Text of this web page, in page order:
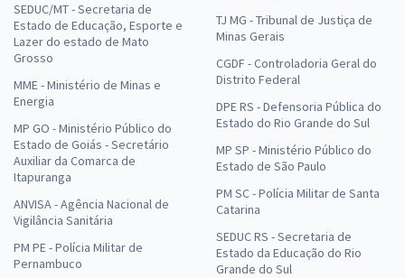
SEDUC/MT - Secretaria de
Estado de Educação, Esporte e
Lazer do estado de Mato
Grosso
MME - Ministério de Minas e
Energia
MP GO - Ministério Público do
Estado de Goiás - Secretário
Auxiliar da Comarca de
Itapuranga
ANVISA - Agência Nacional de
Vigilância Sanitária
PM PE - Polícia Militar de
Pernambuco
TJ MG - Tribunal de Justiça de
Minas Gerais
CGDF - Controladoria Geral do
Distrito Federal
DPE RS - Defensoria Pública do
Estado do Rio Grande do Sul
MP SP - Ministério Público do
Estado de São Paulo
PM SC - Polícia Militar de Santa
Catarina
SEDUC RS - Secretaria de
Estado da Educação do Rio
Grande do Sul